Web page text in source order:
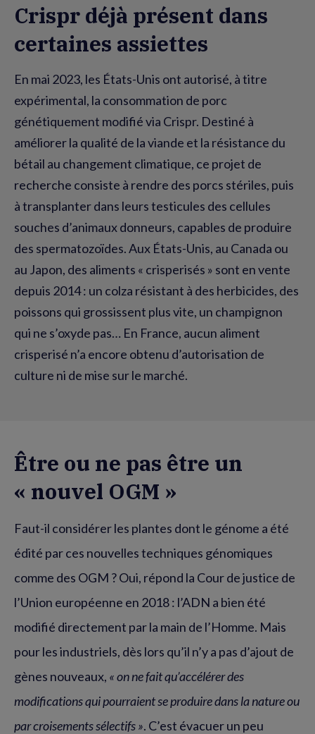
Crispr déjà présent dans
certaines assiettes
En mai 2023, les États-Unis ont autorisé, à titre
expérimental, la consommation de porc
génétiquement modifié via Crispr. Destiné à
améliorer la qualité de la viande et la résistance du
bétail au changement climatique, ce projet de
recherche consiste à rendre des porcs stériles, puis
à transplanter dans leurs testicules des cellules
souches d’animaux donneurs, capables de produire
des spermatozoïdes. Aux États-Unis, au Canada ou
au Japon, des aliments « crisperisés » sont en vente
depuis 2014 : un colza résistant à des herbicides, des
poissons qui grossissent plus vite, un champignon
qui ne s’oxyde pas… En France, aucun aliment
crisperisé n’a encore obtenu d’autorisation de
culture ni de mise sur le marché.
Être ou ne pas être un
« nouvel OGM »
Faut-il considérer les plantes dont le génome a été
édité par ces nouvelles techniques génomiques
comme des OGM ? Oui, répond la Cour de justice de
l’Union européenne en 2018 : l’ADN a bien été
modifié directement par la main de l’Homme. Mais
pour les industriels, dès lors qu’il n’y a pas d’ajout de
gènes nouveaux, « on ne fait qu’accélérer des
modifications qui pourraient se produire dans la nature ou
par croisements sélectifs ». C’est évacuer un peu